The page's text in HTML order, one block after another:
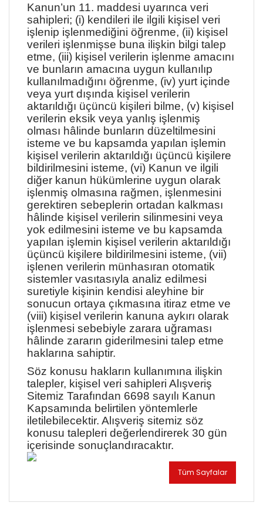
Kanun’un 11. maddesi uyarınca veri
sahipleri; (i) kendileri ile ilgili kişisel veri
işlenip işlenmediğini öğrenme, (ii) kişisel
verileri işlenmişse buna ilişkin bilgi talep
etme, (iii) kişisel verilerin işlenme amacını
ve bunların amacına uygun kullanılıp
kullanılmadığını öğrenme, (iv) yurt içinde
veya yurt dışında kişisel verilerin
aktarıldığı üçüncü kişileri bilme, (v) kişisel
verilerin eksik veya yanlış işlenmiş
olması hâlinde bunların düzeltilmesini
isteme ve bu kapsamda yapılan işlemin
kişisel verilerin aktarıldığı üçüncü kişilere
bildirilmesini isteme, (vi) Kanun ve ilgili
diğer kanun hükümlerine uygun olarak
işlenmiş olmasına rağmen, işlenmesini
gerektiren sebeplerin ortadan kalkması
hâlinde kişisel verilerin silinmesini veya
yok edilmesini isteme ve bu kapsamda
yapılan işlemin kişisel verilerin aktarıldığı
üçüncü kişilere bildirilmesini isteme, (vii)
işlenen verilerin münhasıran otomatik
sistemler vasıtasıyla analiz edilmesi
suretiyle kişinin kendisi aleyhine bir
sonucun ortaya çıkmasına itiraz etme ve
(viii) kişisel verilerin kanuna aykırı olarak
işlenmesi sebebiyle zarara uğraması
hâlinde zararın giderilmesini talep etme
haklarına sahiptir.
Söz konusu hakların kullanımına ilişkin
talepler, kişisel veri sahipleri Alışveriş
Sitemiz Tarafından 6698 sayılı Kanun
Kapsamında belirtilen yöntemlerle
iletilebilecektir. Alışveriş sitemiz söz
konusu talepleri değerlendirerek 30 gün
içerisinde sonuçlandıracaktır.
Tüm Sayfalar